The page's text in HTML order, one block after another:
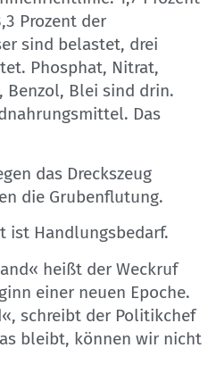
Prozent der
sind belastet, drei
Phosphat, Nitrat,
Benzol, Blei sind drin.
Das
das Dreckszeug
die Grubenflutung.
ist Handlungsbedarf.
heißt der Weckruf
einer neuen Epoche.
schreibt der Politikchef
bleibt, können wir nicht